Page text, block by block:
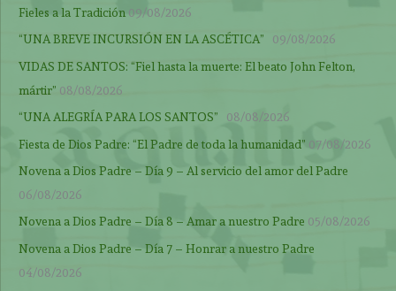
Fieles a la Tradición 09/08/2026
“UNA BREVE INCURSIÓN EN LA ASCÉTICA”
09/08/2026
VIDAS DE SANTOS: “Fiel hasta la muerte: El beato John Felton,
mártir” 08/08/2026
“UNA ALEGRÍA PARA LOS SANTOS”
08/08/2026
Fiesta de Dios Padre: “El Padre de toda la humanidad” 07/08/2026
Novena a Dios Padre – Día 9 – Al servicio del amor del Padre
06/08/2026
Novena a Dios Padre – Día 8 – Amar a nuestro Padre 05/08/2026
Novena a Dios Padre – Día 7 – Honrar a nuestro Padre
04/08/2026